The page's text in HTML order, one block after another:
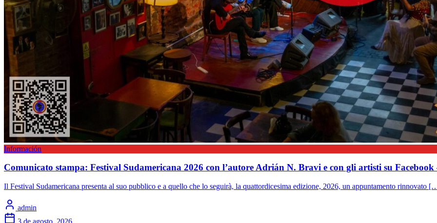
Información
Comunicato stampa: Festival Sudamericana 2026 con l’autore Adrián N. Bravi e con gli artisti su
Il Festival Sudamericana presenta al suo pubblico e a quello che lo seguirà, la quattordicesima edizione, 2026, un appuntamento rinnovato
admin
3 de agosto, 2026